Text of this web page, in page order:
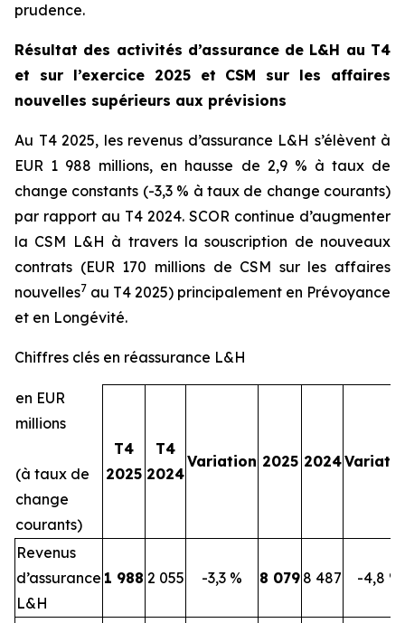
prudence.
Résultat des activités d’assurance de L&H au T4
et sur l’exercice 2025 et CSM sur les affaires
nouvelles supérieurs aux prévisions
Au T4 2025, les revenus d’assurance L&H s’élèvent à
EUR 1 988 millions, en hausse de 2,9 % à taux de
change constants (-3,3 % à taux de change courants)
par rapport au T4 2024. SCOR continue d’augmenter
la CSM L&H à travers la souscription de nouveaux
contrats (EUR 170 millions de CSM sur les affaires
nouvelles7 au T4 2025) principalement en Prévoyance
et en Longévité.
Chiffres clés en réassurance L&H
en EUR
millions
(à taux de
change
courants)
T4
2025
T4
2024
Variation 2025 2024
Revenus
d’assurance
L&H
1 988 2 055 -3,3 % 8 079 8 487 -4,8 %